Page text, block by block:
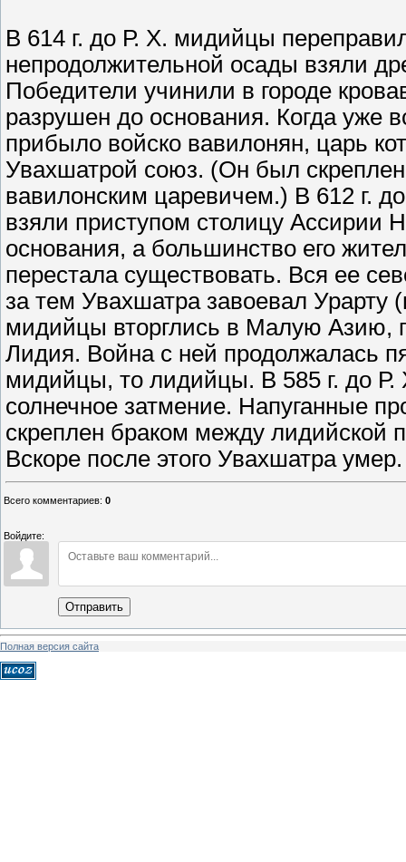
В 614 г. до Р. Х. мидийцы
непродолжительной осады взяли
Победители учинили в городе
разрушен до основания. Когда уже
прибыло войско вавилонян, царь
Увахшатрой союз. (Он был
вавилонским царевичем.) В 612 г.
взяли приступом столицу Ассирии
основания, а большинство его
перестала существовать. Вся ее
за тем Увахшатра завоевал Урарту
мидийцы вторглись в Малую Азию,
Лидия. Война с ней продолжалась
мидийцы, то лидийцы. В 585 г. до
солнечное затмение. Напуганные
скреплен браком между лидийской
Вскоре после этого Увахшатра умер.
Всего комментариев: 0
Войдите:
Отправить
Полная версия сайта